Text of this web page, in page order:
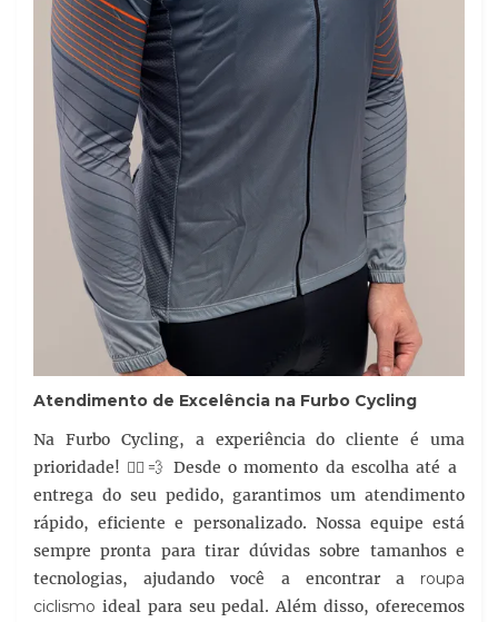
Atendimento de Excelência na Furbo Cycling
Na Furbo Cycling, a experiência do cliente é uma
prioridade! 🚴‍♂️💨 Desde o momento da escolha até a
entrega do seu pedido, garantimos um atendimento
rápido, eficiente e personalizado. Nossa equipe está
sempre pronta para tirar dúvidas sobre tamanhos e
tecnologias, ajudando você a encontrar a roupa
ciclismo ideal para seu pedal. Além disso, oferecemos